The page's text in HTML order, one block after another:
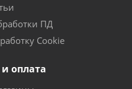
ПД
Cookie
оплата